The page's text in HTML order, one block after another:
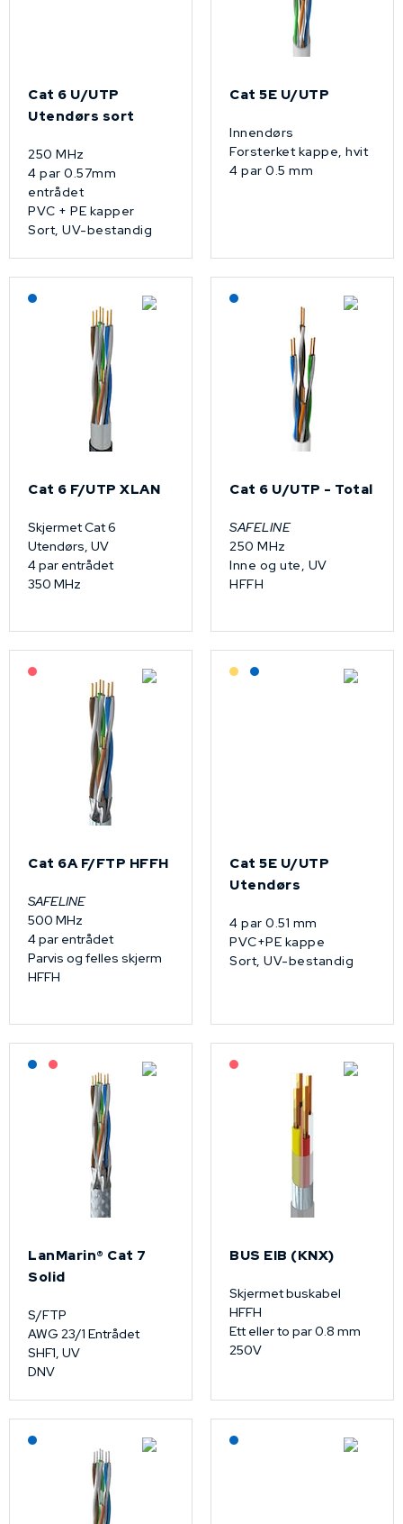
Cat 6 U/UTP
Utendørs sort
250 MHz
4 par 0.57mm
entrådet
PVC + PE kapper
Sort, UV-bestandig
Cat 5E U/UTP
Innendørs
Forsterket kappe, hvit
4 par 0.5 mm
Lagerført: NEK Kabel
Cat 6 F/UTP XLAN
Skjermet Cat 6
Utendørs, UV
4 par entrådet
350 MHz
Lagerført: NEK Kabel
Cat 6 U/UTP - Total
SAFELINE
250 MHz
Inne og ute, UV
HFFH
Cat 6A F/FTP HFFH
SAFELINE
500 MHz
4 par entrådet
Parvis og felles skjerm
HFFH
Lagerført: Grossist
Lagerført: NEK Kabel
Cat 5E U/UTP
Utendørs
4 par 0.51 mm
PVC+PE kappe
Sort, UV-bestandig
Lagerført: NEK Kabel
På forespørsel
LanMarin® Cat 7
Solid
S/FTP
AWG 23/1 Entrådet
SHF1, UV
DNV
BUS EIB (KNX)
Skjermet buskabel
HFFH
Ett eller to par 0.8 mm
250V
Lagerført: NEK Kabel Lagerført: NEK Kabel